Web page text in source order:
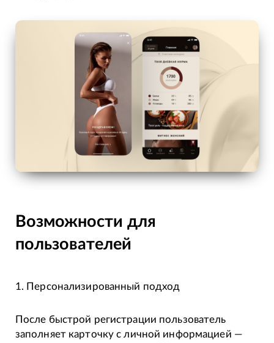
Возможности для
пользователей
1. Персонализированный подход
После быстрой регистрации пользователь
заполняет карточку с личной информацией —